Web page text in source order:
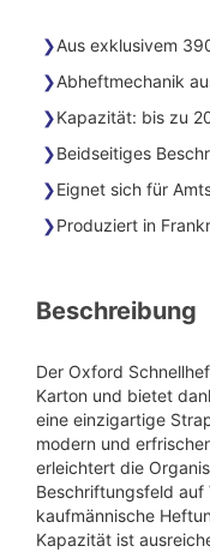
Aus exklusivem
Abheftmechanik
Kapazität: bis zu
Beidseitiges
Eignet sich für
Produziert in
Beschreibung
Der Oxford
Karton und bietet
eine einzigartige
modern und
erleichtert die
Beschriftungsfeld auf
kaufmännische
Kapazität ist